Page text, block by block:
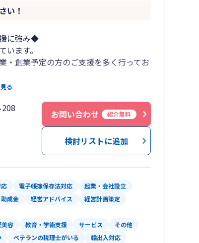
い！
に強み◆
ます。
・創業予定の方のご支援を多く行ってお
多いと思います。
30代スタッフ数名で運営しています。
、担当者が頻繁に変わることはありませ
ときに聞くことができるストレスのな
、業務効率化も促進しています。
て、長期的に信頼していただけるパー
る
お問い合わせ 紹介無料
検討リストに追加
電子帳簿保存法対応
起業・会社設立
成金 経営アドバイス
経営計画策定
美容 教育・学術支援 サービス その他
ベテランの税理士がいる 輸出入対応